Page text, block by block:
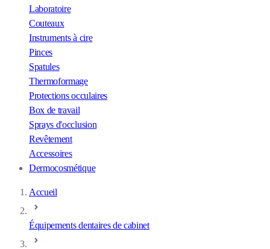
Laboratoire
Couteaux
Instruments à cire
Pinces
Spatules
Thermoformage
Protections occulaires
Box de travail
Sprays d'occlusion
Revêtement
Accessoires
Dermocosmétique
Accueil
Équipements dentaires de cabinet